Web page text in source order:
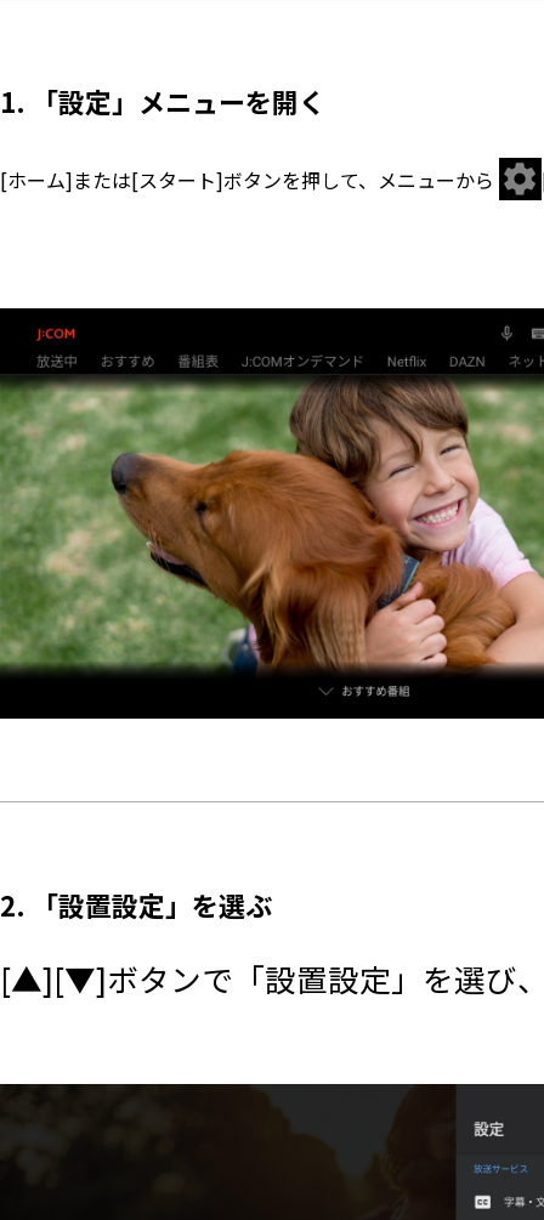
1. 「設定」メニューを開く
[ホーム]または[スタート]ボタンを押して、メニューから
2. 「設置設定」を選ぶ
[▲][▼]ボタンで「設置設定」を選び